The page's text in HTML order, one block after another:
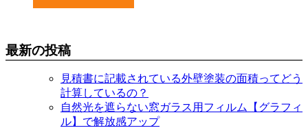
最新の投稿
見積書に記載されている外壁塗装の面積ってどう
計算しているの？
自然光を遮らない窓ガラス用フィルム【グラフィ
ル】で解放感アップ